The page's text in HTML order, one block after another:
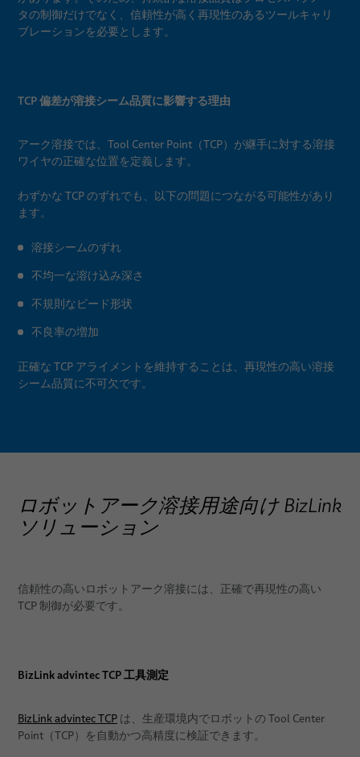
タの制御だけでなく、信頼性が高く再現性のあるツールキャリ
ブレーションを必要とします。
TCP 偏差が溶接シーム品質に影響する理由
アーク溶接では、Tool Center Point（TCP）が継手に対する溶接
ワイヤの正確な位置を定義します。
わずかな TCP のずれでも、以下の問題につながる可能性があり
ます。
溶接シームのずれ
不均一な溶け込み深さ
不規則なビード形状
不良率の増加
正確な TCP アライメントを維持することは、再現性の高い溶接
シーム品質に不可欠です。
ロボットアーク溶接用途向け BizLink
ソリューション
信頼性の高いロボットアーク溶接には、正確で再現性の高い
TCP 制御が必要です。
BizLink advintec TCP 工具測定
BizLink advintec TCPは、生産環境内でロボットの Tool Center
Point（TCP）を自動かつ高精度に検証できます。